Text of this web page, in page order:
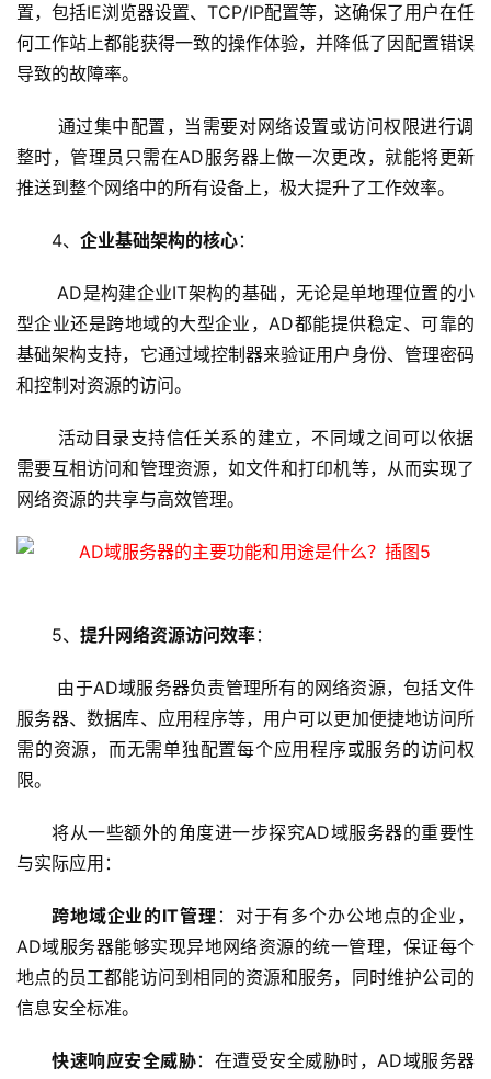
首
页
务
器
机
技
程
D
站
运
维
络
安
i
n
置，包括IE浏览器设置、TCP/IP配置等，这确保了用户在任
何工作站上都能获得一致的操作体验，并降低了因配置错误
导致的故障率。
整时，管理员只需在AD服务器上做一次更改，就能将更新
推送到整个网络中的所有设备上，极大提升了工作效率。
4、 企业基础架构的核心：
AD是构建企业IT架构的基础，无论是单地理位置的小
型企业还是跨地域的大型企业，AD都能提供稳定、可靠的
基础架构支持，它通过域控制器来验证用户身份、管理密码
和控制对资源的访问。
需要互相访问和管理资源，如文件和打印机等，从而实现了
网络资源的共享与高效管理。
5、 提升网络资源访问效率：
服务器、数据库、应用程序等，用户可以更加便捷地访问所
需的资源，而无需单独配置每个应用程序或服务的访问权
限。
将从一些额外的角度进一步探究AD域服务器的重要性
与实际应用：
跨地域企业的IT管理 ：对于有多个办公地点的企业，
AD域服务器能够实现异地网络资源的统一管理，保证每个
地点的员工都能访问到相同的资源和服务，同时维护公司的
信息安全标准。
快速响应安全威胁：在遭受安全威胁时，AD域服务器